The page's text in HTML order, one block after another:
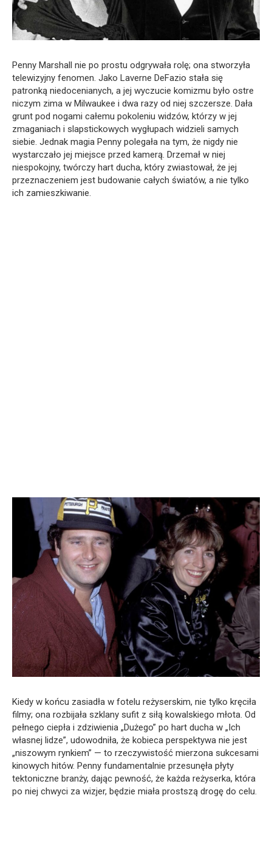
Penny Marshall nie po prostu odgrywała rolę; ona stworzyła
telewizyjny fenomen. Jako Laverne DeFazio stała się
patronką niedocenianych, a jej wyczucie komizmu było ostre
niczym zima w Milwaukee i dwa razy od niej szczersze. Dała
grunt pod nogami całemu pokoleniu widzów, którzy w jej
zmaganiach i slapstickowych wygłupach widzieli samych
siebie. Jednak magia Penny polegała na tym, że nigdy nie
wystarczało jej miejsce przed kamerą. Drzemał w niej
niespokojny, twórczy hart ducha, który zwiastował, że jej
przeznaczeniem jest budowanie całych światów, a nie tylko
ich zamieszkiwanie.
Kiedy w końcu zasiadła w fotelu reżyserskim, nie tylko kręciła
filmy; ona rozbijała szklany sufit z siłą kowalskiego młota. Od
pełnego ciepła i zdziwienia „Dużego” po hart ducha w „Ich
własnej lidze”, udowodniła, że kobieca perspektywa nie jest
„niszowym rynkiem” — to rzeczywistość mierzona sukcesami
kinowych hitów. Penny fundamentalnie przesunęła płyty
tektoniczne branży, dając pewność, że każda reżyserka, która
po niej chwyci za wizjer, będzie miała prostszą drogę do celu.